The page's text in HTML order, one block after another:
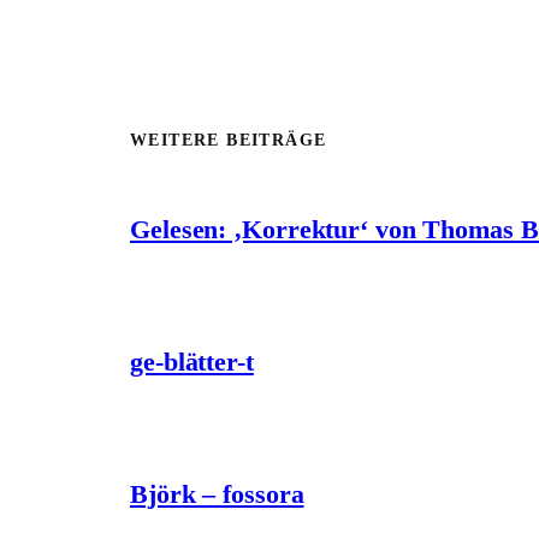
WEITERE BEITRÄGE
Gelesen: ‚Korrektur‘ von Thomas
ge-blätter-t
Björk – fossora